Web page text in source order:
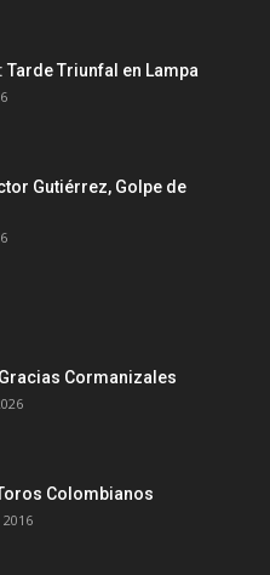
Tarde Triunfal en Lampa
Gutiérrez, Golpe de
Cormanizales
Colombianos